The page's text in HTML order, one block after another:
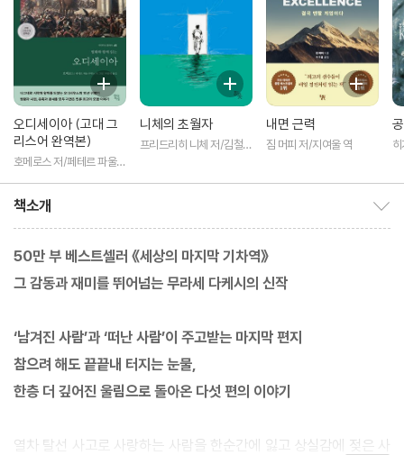
오디세이아 (고대 그
리스어 완역본)
호메로스 저/페테르 파울
니체의 초월자
프리드리히 니체 저/김철
내면 근력
짐 머피 저/지여울 역
책소개
50만 부 베스트셀러 《세상의 마지막 기차역》
그 감동과 재미를 뛰어넘는 무라세 다케시의 신작
‘남겨진 사람’과 ‘떠난 사람’이 주고받는 마지막 편지
참으려 해도 끝끝내 터지는 눈물,
한층 더 깊어진 울림으로 돌아온 다섯 편의 이야기
열차 탈선 사고로 사랑하는 사람을 한순간에 잃고 상실감에 젖은 사